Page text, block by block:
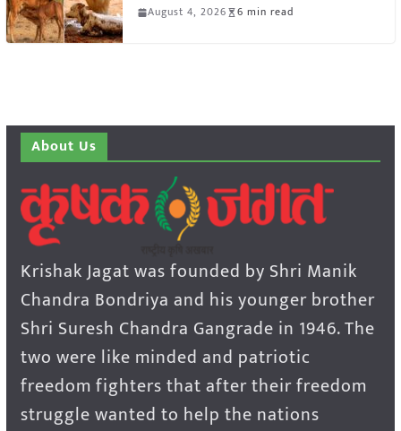
August 4, 2026 6 min read
About Us
Krishak Jagat was founded by Shri Manik
Chandra Bondriya and his younger brother
Shri Suresh Chandra Gangrade in 1946. The
two were like minded and patriotic
freedom fighters that after their freedom
struggle wanted to help the nations